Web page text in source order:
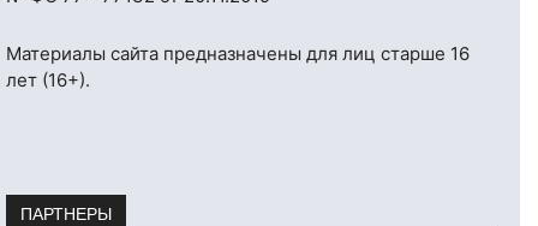
Материалы сайта предназначены для лиц старше 16
лет (16+).
ПАРТНЕРЫ